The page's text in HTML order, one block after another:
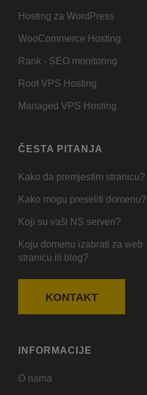
Hosting za WordPress
WooCommerce Hosting
Rank - SEO monitoring
Root VPS Hosting
Managed VPS Hosting
ČESTA PITANJA
Kako da premjestim stranicu?
Kako mogu preseliti domenu?
Koji su vaši NS serveri?
Koju domenu izabrati za web
stranicu ili blog?
KONTAKT
INFORMACIJE
O nama